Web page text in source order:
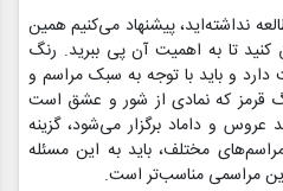
نداشته‌اید، پیشنهاد می‌کنیم همین
کنید تا به اهمیت آن پی ببرید. رنگ
و باید با توجه به سبک مراسم و
قرمز که نمادی از شور و عشق است
عروس و داماد برگزار می‌شود، گزینه
مختلف، باید به این مسئله
مراسمی مناسب‌تر است.